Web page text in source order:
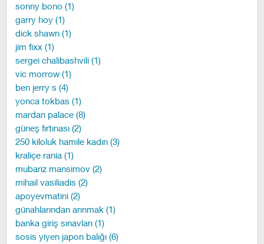
sonny bono (1)
garry hoy (1)
dick shawn (1)
jim fixx (1)
sergei chalibashvili (1)
vic morrow (1)
ben jerry s (4)
yonca tokbas (1)
mardan palace (8)
güneş fırtınası (2)
250 kiloluk hamile kadın (3)
kraliçe rania (1)
mubariz mansimov (2)
mihail vasiliadis (2)
apoyevmatini (2)
günahlarından arınmak (1)
banka giriş sınavları (1)
sosis yiyen japon balığı (6)